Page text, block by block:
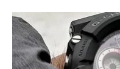
содержимому